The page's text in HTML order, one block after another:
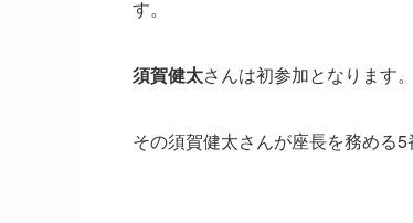
す。
須賀健太さんは初参加となります。
その須賀健太さんが座長を務める5